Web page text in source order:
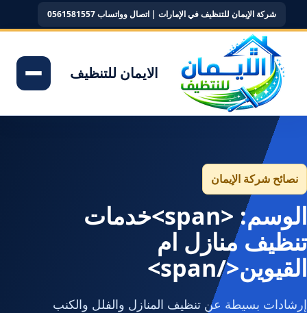
شركة الإيمان للتنظيف في الإمارات | اتصال وواتساب 0561581557
الايمان للتنظيف
نصائح شركة الإيمان
الوسم: <span>خدمات
تنظيف منازل ام
القيوين</span>
إرشادات بسيطة عن تنظيف المنازل والفلل والكنب